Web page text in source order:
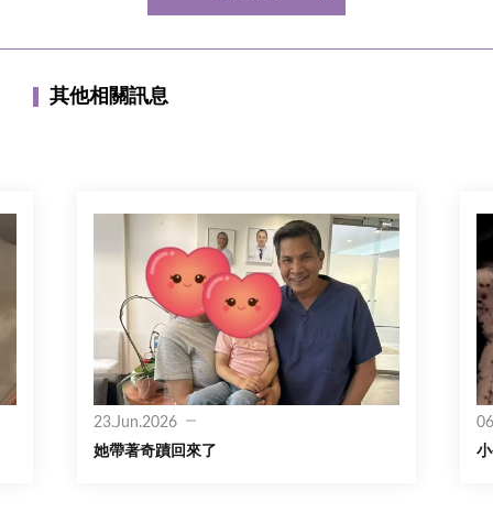
其他相關訊息
23.Jun.2026
她帶著奇蹟回來了